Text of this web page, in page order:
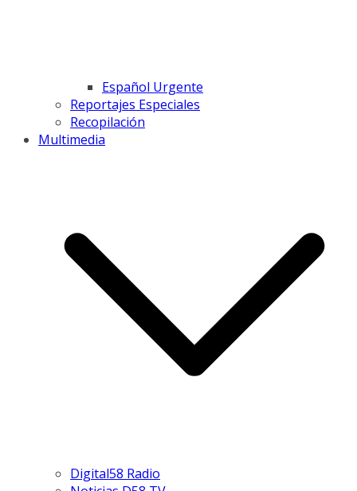
Español Urgente
Reportajes Especiales
Recopilación
Multimedia
Digital58 Radio